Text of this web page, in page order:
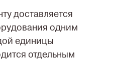
доставляется
одним
единицы
отдельным